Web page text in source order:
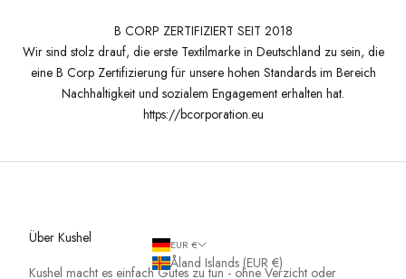
B CORP ZERTIFIZIERT SEIT 2018
Wir sind stolz drauf, die erste Textilmarke in Deutschland zu sein, die
eine B Corp Zertifizierung für unsere hohen Standards im Bereich
Nachhaltigkeit und sozialem Engagement erhalten hat.
https://bcorporation.eu
Über Kushel
Kushel macht es einfach Gutes zu tun - ohne Verzicht oder
EUR €
Åland Islands (EUR €)